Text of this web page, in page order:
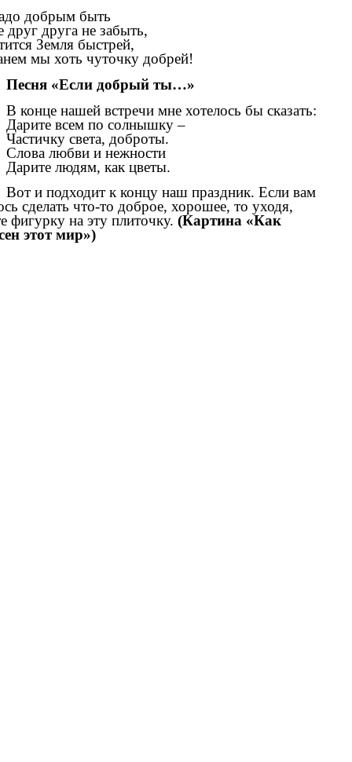
добрым быть
друг друга не забыть,
Земля быстрей,
мы хоть чуточку добрей!
Песня «Если добрый ты…»
В конце нашей встречи мне хотелось бы сказать:
Дарите всем по солнышку –
Частичку света, доброты.
Слова любви и нежности
Дарите людям, как цветы.
Вот и подходит к концу наш праздник. Если вам
сделать что-то доброе, хорошее, то уходя,
фигурку на эту плиточку. (Картина «Как
этот мир»)